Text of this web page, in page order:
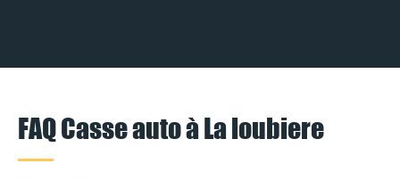
FAQ Casse auto à La loubiere